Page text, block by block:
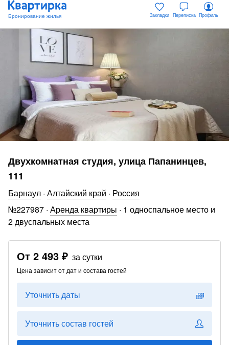
Закладки Переписка Профиль
Двухкомнатная студия, улица Папанинцев,
111
Барнаул · Алтайский край · Россия
№227987 · Аренда квартиры · 1 односпальное место и
2 двуспальных места
От 2 493 ₽ за сутки
Цена зависит от дат и состава гостей
Уточнить даты
Уточнить состав гостей